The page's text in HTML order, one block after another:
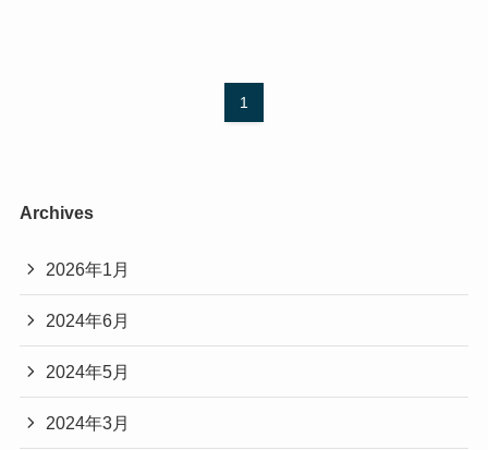
1
Archives
2026年1月
2024年6月
2024年5月
2024年3月